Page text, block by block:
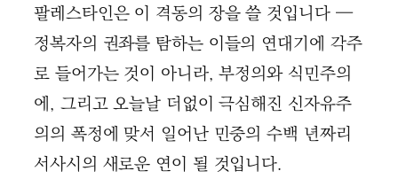
팔레스타인은 이 격동의 장을 쓸 것입니다 —
정복자의 권좌를 탐하는 이들의 연대기에 각주
로 들어가는 것이 아니라, 부정의와 식민주의
에, 그리고 오늘날 더없이 극심해진 신자유주
의의 폭정에 맞서 일어난 민중의 수백 년짜리
서사시의 새로운 연이 될 것입니다.